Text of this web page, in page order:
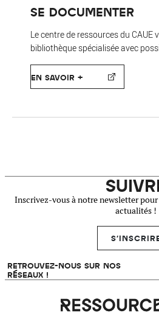
SE DOCUMENTER
Le centre de ressources du CAUE
bibliothèque spécialisée avec
EN SAVOIR +
Inscrivez-vous à notre newsletter
actualités !
RETROUVEZ-NOUS SUR NOS
RÉSEAUX !
Ressources 31